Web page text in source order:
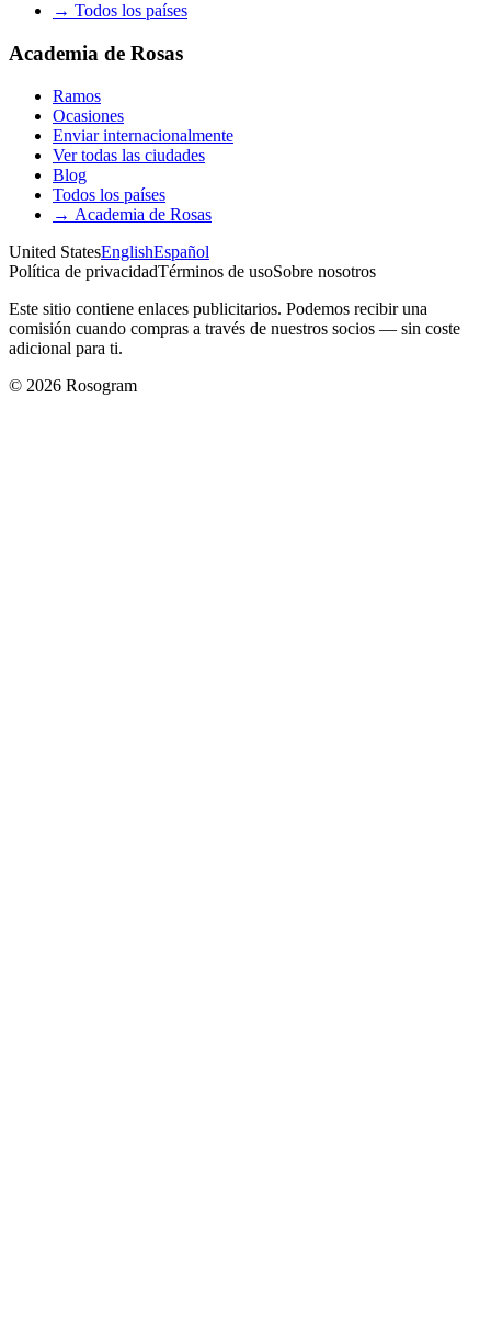
→ Todos los países
Academia de Rosas
Ramos
Ocasiones
Enviar internacionalmente
Ver todas las ciudades
Blog
Todos los países
→ Academia de Rosas
United StatesEnglishEspañol
Política de privacidadTérminos de usoSobre nosotros
Este sitio contiene enlaces publicitarios. Podemos recibir una
comisión cuando compras a través de nuestros socios — sin coste
adicional para ti.
© 2026 Rosogram